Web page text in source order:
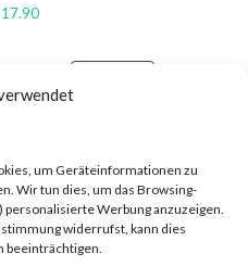
um Geräteinformationen zu
Wir tun dies, um das Browsing-
Werbung anzuzeigen.
widerrufst, kann dies
beeinträchtigen.